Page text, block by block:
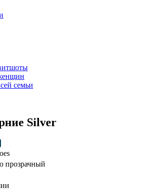
семьи
Silver
прозрачный